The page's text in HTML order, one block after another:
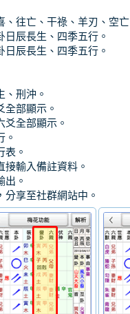
、往亡、干祿、羊刃、空亡
日辰長生、四季五行。
日辰長生、四季五行。
、刑沖。
全部顯示。
爻全部顯示。
。
表。
接輸入備註資料。
出。
分享至社群網站中。